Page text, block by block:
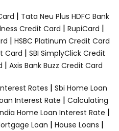
| Tata Neu Plus HDFC Bank
Credit Card | RupiCard |
| HSBC Platinum Credit Card
Card | SBI SimplyClick Credit
| Axis Bank Buzz Credit Card
Rates | Sbi Home Loan
Interest Rate | Calculating
Home Loan Interest Rate |
Loan | House Loans |